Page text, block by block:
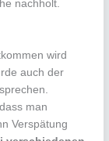
nachholt.
wird
auch der
man
Verspätung